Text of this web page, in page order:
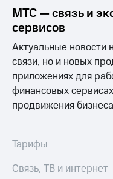
"МТС"
акционеров
Личный
кабинет
акционера
Акционерный
капитал
Контроль
Описание
МТС — связь и
сервисов
Актуальные новости
связи, но и новых
приложениях для
финансовых
продвижения
Тарифы
Связь, ТВ и интернет